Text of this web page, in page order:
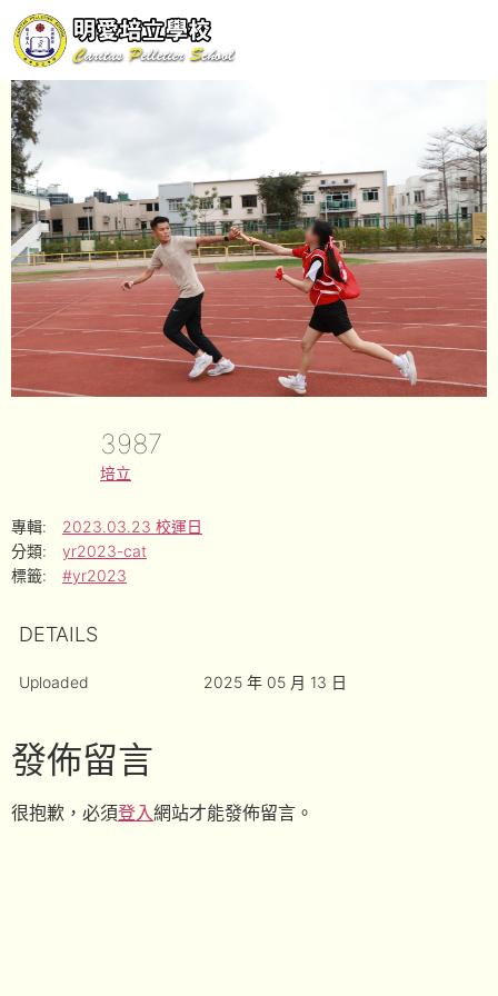
3987
培立
專輯:
2023.03.23 校運日
分類:
yr2023-cat
標籤:
#yr2023
DETAILS
Uploaded 2025 年 05 月 13 日
發佈留言
很抱歉，必須登入網站才能發佈留言。